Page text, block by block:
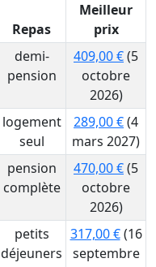
Repas
Meilleur
prix
demi-
pension
409,00 €(5
octobre
2026)
logement
seul
289,00 €(4
mars 2027)
pension
complète
470,00 €(5
octobre
2026)
petits
déjeuners
317,00 €(16
septembre